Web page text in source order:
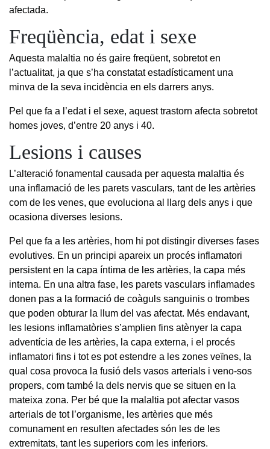
afectada.
Freqüència, edat i sexe
Aquesta malaltia no és gaire freqüent, sobretot en
l’actualitat, ja que s’ha constatat estadísticament una
minva de la seva incidència en els darrers anys.
Pel que fa a l’edat i el sexe, aquest trastorn afecta sobretot
homes joves, d’entre 20 anys i 40.
Lesions i causes
L’alteració fonamental causada per aquesta malaltia és
una inflamació de les parets vasculars, tant de les artèries
com de les venes, que evoluciona al llarg dels anys i que
ocasiona diverses lesions.
Pel que fa a les artèries, hom hi pot distingir diverses fases
evolutives. En un principi apareix un procés inflamatori
persistent en la capa íntima de les artèries, la capa més
interna. En una altra fase, les parets vasculars inflamades
donen pas a la formació de coàguls sanguinis o trombes
que poden obturar la llum del vas afectat. Més endavant,
les lesions inflamatòries s’amplien fins atènyer la capa
adventícia de les artèries, la capa externa, i el procés
inflamatori fins i tot es pot estendre a les zones veïnes, la
qual cosa provoca la fusió dels vasos arterials i veno-sos
propers, com també la dels nervis que se situen en la
mateixa zona. Per bé que la malaltia pot afectar vasos
arterials de tot l’organisme, les artèries que més
comunament en resulten afectades són les de les
extremitats, tant les superiors com les inferiors.